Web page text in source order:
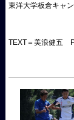
東洋大学板倉キャ
TEXT＝美浪健五